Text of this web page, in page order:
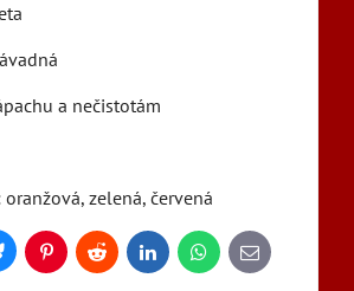
a nečistotám
zelená, červená
PinterestReddit LinkedInWhatsApp
E-
mail